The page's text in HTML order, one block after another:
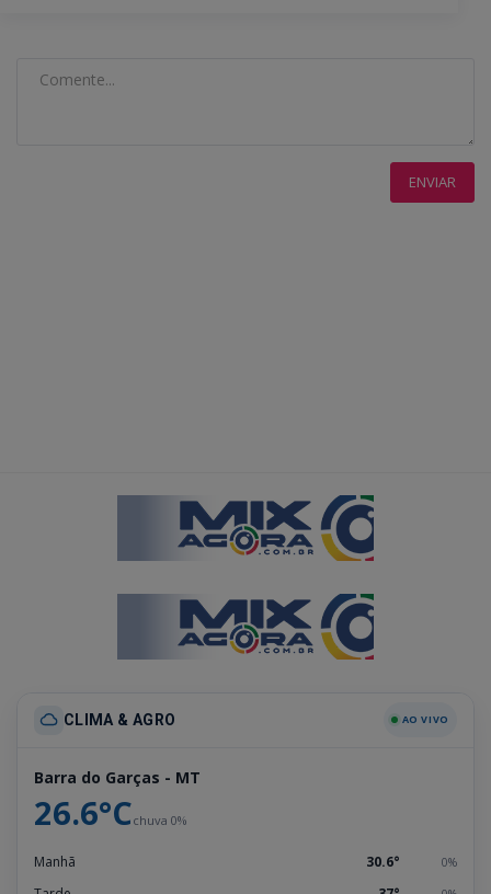
ENVIAR
CLIMA & AGRO AO VIVO
Barra do Garças - MT
26.6°Cchuva 0%
Manhã 30.6° 0%